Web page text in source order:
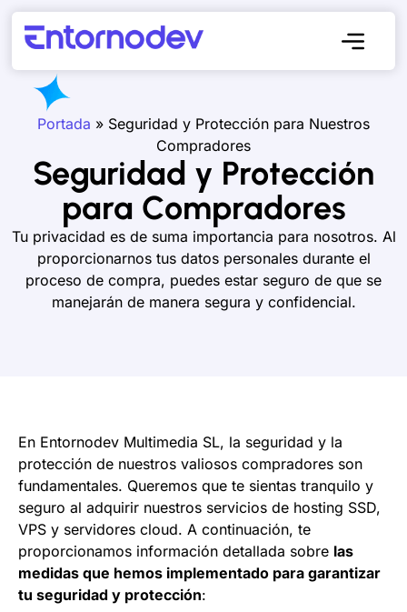
Portada » Seguridad y Protección para Nuestros
Compradores
Seguridad y Protección
para Compradores
Tu privacidad es de suma importancia para nosotros. Al
proporcionarnos tus datos personales durante el
proceso de compra, puedes estar seguro de que se
manejarán de manera segura y confidencial.
En Entornodev Multimedia SL, la seguridad y la
protección de nuestros valiosos compradores son
fundamentales. Queremos que te sientas tranquilo y
seguro al adquirir nuestros servicios de hosting SSD,
VPS y servidores cloud. A continuación, te
proporcionamos información detallada sobre las
medidas que hemos implementado para garantizar
tu seguridad y protección: